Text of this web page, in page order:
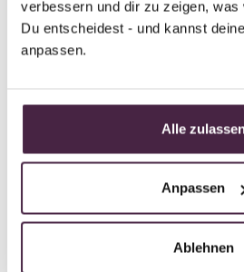
verbessern und dir zu zeigen,
Du entscheidest - und kannst
anpassen.
Alle
Anpassen
Ablehnen
kaputten Perle wieder lösen und in
die sodann weiterhin die Essenz